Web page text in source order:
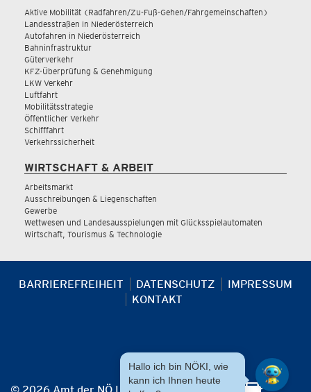
Aktive Mobilität (Radfahren/Zu-Fuß-Gehen/Fahrgemeinschaften)
Landesstraßen in Niederösterreich
Autofahren in Niederösterreich
Bahninfrastruktur
Güterverkehr
KFZ-Überprüfung & Genehmigung
LKW Verkehr
Luftfahrt
Mobilitätsstrategie
Öffentlicher Verkehr
Schifffahrt
Verkehrssicherheit
WIRTSCHAFT & ARBEIT
Arbeitsmarkt
Ausschreibungen & Liegenschaften
Gewerbe
Wettwesen und Landesausspielungen mit Glücksspielautomaten
Wirtschaft, Tourismus & Technologie
BARRIEREFREIHEIT DATENSCHUTZ
IMPRESSUM
KONTAKT
Hallo ich bin NÖKI, wie
kann ich Ihnen heute